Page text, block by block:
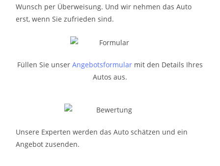
Wunsch per Überweisung. Und wir nehmen das Auto
erst, wenn Sie zufrieden sind.
Füllen Sie unser Angebotsformular mit den Details Ihres
Autos aus.
Unsere Experten werden das Auto schätzen und ein
Angebot zusenden.